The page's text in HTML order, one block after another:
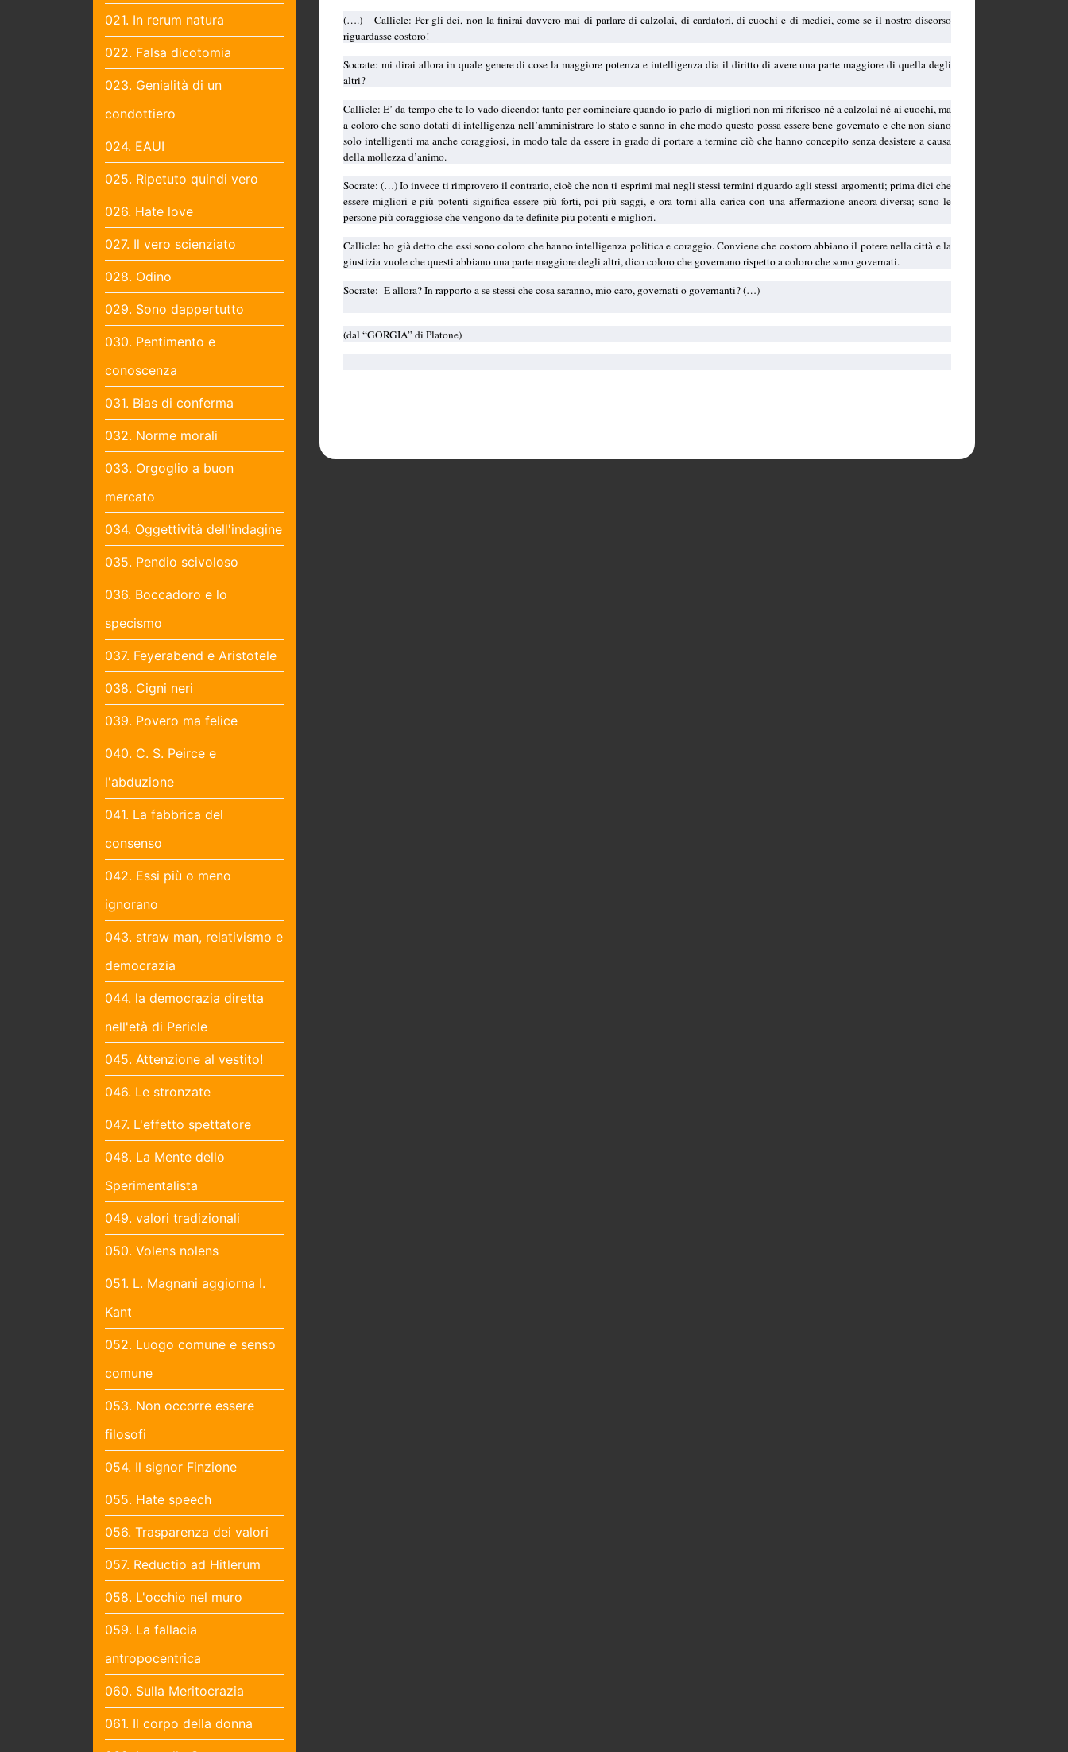
021. In rerum natura
022. Falsa dicotomia
023. Genialità di un
condottiero
024. EAUI
025. Ripetuto quindi vero
026. Hate love
027. Il vero scienziato
028. Odino
029. Sono dappertutto
030. Pentimento e
conoscenza
031. Bias di conferma
032. Norme morali
033. Orgoglio a buon
mercato
034. Oggettività dell'indagine
035. Pendio scivoloso
036. Boccadoro e lo
specismo
037. Feyerabend e Aristotele
038. Cigni neri
039. Povero ma felice
040. C. S. Peirce e
l'abduzione
041. La fabbrica del
consenso
042. Essi più o meno
ignorano
043. straw man, relativismo e
democrazia
044. la democrazia diretta
nell'età di Pericle
045. Attenzione al vestito!
046. Le stronzate
047. L'effetto spettatore
048. La Mente dello
Sperimentalista
049. valori tradizionali
050. Volens nolens
051. L. Magnani aggiorna I.
Kant
052. Luogo comune e senso
comune
053. Non occorre essere
filosofi
054. Il signor Finzione
055. Hate speech
056. Trasparenza dei valori
057. Reductio ad Hitlerum
058. L'occhio nel muro
059. La fallacia
antropocentrica
060. Sulla Meritocrazia
061. Il corpo della donna
(….)
Callicle: Per gli dei, non la finirai davvero mai di parlare di calzolai, di cardatori, di cuochi e di medici, come se il nostro discorso
riguardasse costoro!
Socrate: mi dirai allora in quale genere di cose la maggiore potenza e intelligenza dia il diritto di avere una parte maggiore di quella degli
altri?
Callicle: E’ da tempo che te lo vado dicendo: tanto per cominciare quando io parlo di migliori non mi riferisco né a calzolai né ai cuochi, ma
a coloro che sono dotati di intelligenza nell’amministrare lo stato e sanno in che modo questo possa essere bene governato e che non siano
solo intelligenti ma anche coraggiosi, in modo tale da essere in grado di portare a termine ciò che hanno concepito senza desistere a causa
della mollezza d’animo.
Socrate: (…) Io invece ti rimprovero il contrario, cioè che non ti esprimi mai negli stessi termini riguardo agli stessi argomenti; prima dici che
essere migliori e più potenti significa essere più forti, poi più saggi, e ora torni alla carica con una affermazione ancora diversa; sono le
persone più coraggiose che vengono da te definite piu potenti e migliori.
Callicle: ho già detto che essi sono coloro che hanno intelligenza politica e coraggio. Conviene che costoro abbiano il potere nella città e la
giustizia vuole che questi abbiano una parte maggiore degli altri, dico coloro che governano rispetto a coloro che sono governati.
Socrate: E allora? In rapporto a se stessi che cosa saranno, mio caro, governati o governanti? (…)
(dal “GORGIA” di Platone)